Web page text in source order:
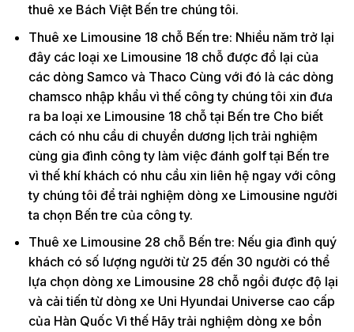
thuê xe Bách Việt Bến tre chúng tôi.
Thuê xe Limousine 18 chỗ Bến tre: Nhiều năm trở lại
đây các loại xe Limousine 18 chỗ được đồ lại của
các dòng Samco và Thaco Cùng với đó là các dòng
chamsco nhập khẩu vì thế công ty chúng tôi xin đưa
ra ba loại xe Limousine 18 chỗ tại Bến tre Cho biết
cách có nhu cầu di chuyển dương lịch trải nghiệm
cùng gia đình công ty làm việc đánh golf tại Bến tre
vì thế khí khách có nhu cầu xin liên hệ ngay với công
ty chúng tôi để trải nghiệm dòng xe Limousine người
ta chọn Bến tre của công ty.
Thuê xe Limousine 28 chỗ Bến tre: Nếu gia đình quý
khách có số lượng người từ 25 đến 30 người có thể
lựa chọn dòng xe Limousine 28 chỗ ngồi được độ lại
và cải tiến từ dòng xe Uni Hyundai Universe cao cấp
của Hàn Quốc Vì thế Hãy trải nghiệm dòng xe bồn